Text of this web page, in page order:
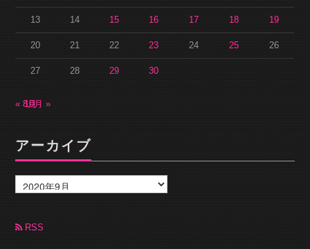
13 14 15 16 17 18 19
20 21 22 23 24 25 26
27 28 29 30
« 8月
10月 »
アーカイブ
ー
カ
ブ RSS